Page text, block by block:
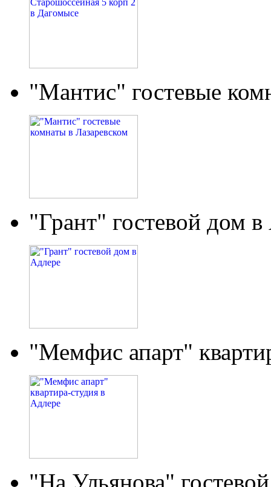
"Мантис" гостевые
"Грант" гостевой дом
"Мемфис апарт"